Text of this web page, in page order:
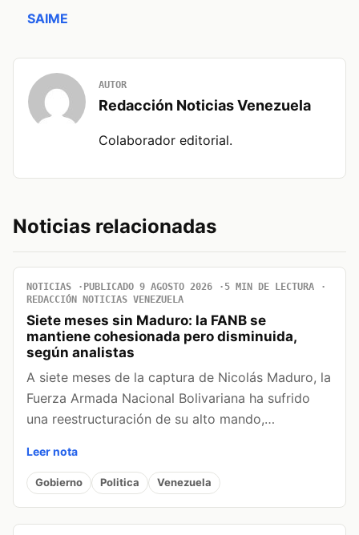
SAIME
AUTOR
Redacción Noticias Venezuela
Colaborador editorial.
Noticias relacionadas
NOTICIAS PUBLICADO 9 AGOSTO 2026
5 MIN DE LECTURA
REDACCIÓN NOTICIAS VENEZUELA
Siete meses sin Maduro: la FANB se
mantiene cohesionada pero disminuida,
según analistas
A siete meses de la captura de Nicolás Maduro, la
Fuerza Armada Nacional Bolivariana ha sufrido
una reestructuración de su alto mando,…
Leer nota
Gobierno Politica Venezuela